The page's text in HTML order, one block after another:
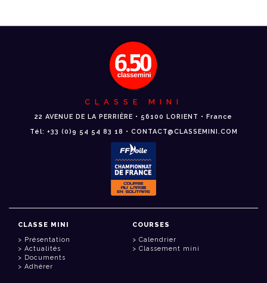
CLASSE MINI
22 AVENUE DE LA PERRIÈRE • 56100 LORIENT • France
Tél: +33 (0)9 54 54 83 18 • CONTACT@CLASSEMINI.COM
CLASSE MINI
Présentation
Actualités
Documents
Adhérer
COURSES
Calendrier
Classement mini